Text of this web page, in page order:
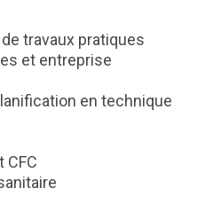
travaux pratiques
et entreprise
en technique
CFC